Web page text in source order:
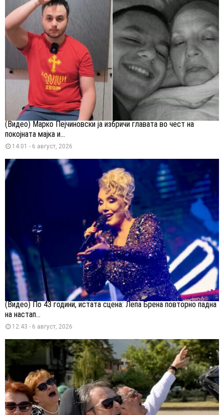
(Видео) Марко Пејчиновски ја избричи главата во чест на
покојната мајка и...
14:01 - 6 август, 2026
(Видео) По 43 години, истата сцена: Лепа Брена повторно падна
на настап...
12:43 - 6 август, 2026